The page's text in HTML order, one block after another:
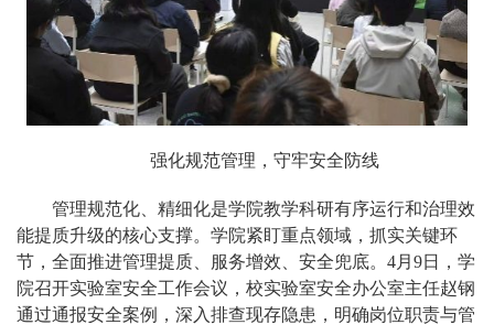
强化规范管理，守牢安全防线
管理规范化、精细化是学院教学科研有序运行和治理效
能提质升级的核心支撑。学院紧盯重点领域，抓实关键环
节，全面推进管理提质、服务增效、安全兜底。4月9日，学
院召开实验室安全工作会议，校实验室安全办公室主任赵钢
通过通报安全案例，深入排查现存隐患，明确岗位职责与管